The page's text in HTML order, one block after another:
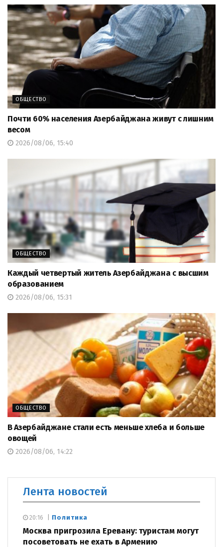
ОБЩЕСТВО
Почти 60% населения Азербайджана живут с лишним
весом
2026/08/06, 15:40
ОБЩЕСТВО
Каждый четвертый житель Азербайджана с высшим
образованием
2026/08/06, 15:31
ОБЩЕСТВО
В Азербайджане стали есть меньше хлеба и больше
овощей
2026/08/06, 14:22
Лента новостей
Политика
Москва пригрозила Еревану: туристам могут
посоветовать не ехать в Армению
20:16